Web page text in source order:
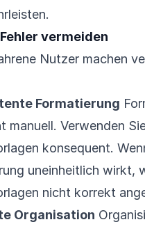
vermeiden
Nutzer machen
Formatierung
manuell. Verwenden
konsequent.
uneinheitlich wirkt,
nicht korrekt
Organisation